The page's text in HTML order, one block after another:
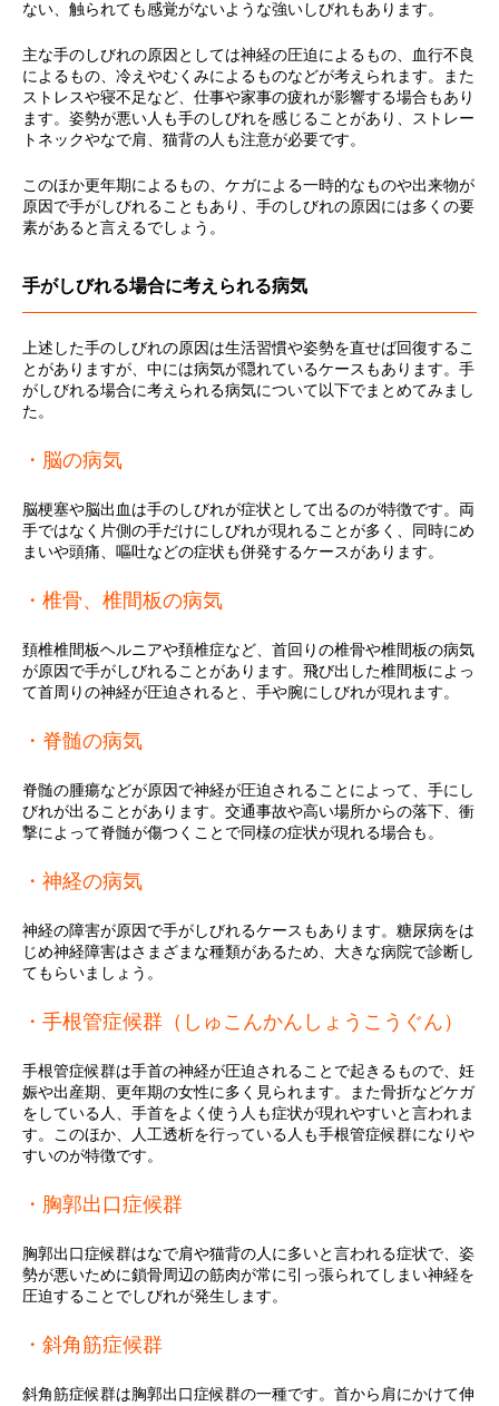
ない、触られても感覚がないような強いしびれもあります。
主な手のしびれの原因としては神経の圧迫によるもの、血行不良
によるもの、冷えやむくみによるものなどが考えられます。また
ストレスや寝不足など、仕事や家事の疲れが影響する場合もあり
ます。姿勢が悪い人も手のしびれを感じることがあり、ストレー
トネックやなで肩、猫背の人も注意が必要です。
このほか更年期によるもの、ケガによる一時的なものや出来物が
原因で手がしびれることもあり、手のしびれの原因には多くの要
素があると言えるでしょう。
手がしびれる場合に考えられる病気
上述した手のしびれの原因は生活習慣や姿勢を直せば回復するこ
とがありますが、中には病気が隠れているケースもあります。手
がしびれる場合に考えられる病気について以下でまとめてみまし
た。
・脳の病気
脳梗塞や脳出血は手のしびれが症状として出るのが特徴です。両
手ではなく片側の手だけにしびれが現れることが多く、同時にめ
まいや頭痛、嘔吐などの症状も併発するケースがあります。
・椎骨、椎間板の病気
頚椎椎間板ヘルニアや頚椎症など、首回りの椎骨や椎間板の病気
が原因で手がしびれることがあります。飛び出した椎間板によっ
て首周りの神経が圧迫されると、手や腕にしびれが現れます。
・脊髄の病気
脊髄の腫瘍などが原因で神経が圧迫されることによって、手にし
びれが出ることがあります。交通事故や高い場所からの落下、衝
撃によって脊髄が傷つくことで同様の症状が現れる場合も。
・神経の病気
神経の障害が原因で手がしびれるケースもあります。糖尿病をは
じめ神経障害はさまざまな種類があるため、大きな病院で診断し
てもらいましょう。
・手根管症候群（しゅこんかんしょうこうぐん）
手根管症候群は手首の神経が圧迫されることで起きるもので、妊
娠や出産期、更年期の女性に多く見られます。また骨折などケガ
をしている人、手首をよく使う人も症状が現れやすいと言われま
す。このほか、人工透析を行っている人も手根管症候群になりや
すいのが特徴です。
・胸郭出口症候群
胸郭出口症候群はなで肩や猫背の人に多いと言われる症状で、姿
勢が悪いために鎖骨周辺の筋肉が常に引っ張られてしまい神経を
圧迫することでしびれが発生します。
・斜角筋症候群
斜角筋症候群は胸郭出口症候群の一種です。首から肩にかけて伸